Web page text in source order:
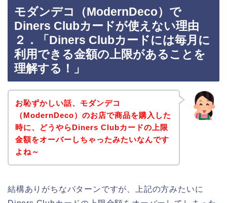
モダンデコ（ModernDeco）で
Diners Clubカードが使えない理由
２．「Diners Clubカードには毎月に
利用できる金額の上限があることを
理解する！」
お恥ずかしい話、モダンデコ
（ModernDeco）のお店で商品を購入した
時に、どうやらDiners Clubカードの上限
金額をオーバーしちゃったみたいなんです
よね～
結構ありがちなパターンですが、上記の方みたいに